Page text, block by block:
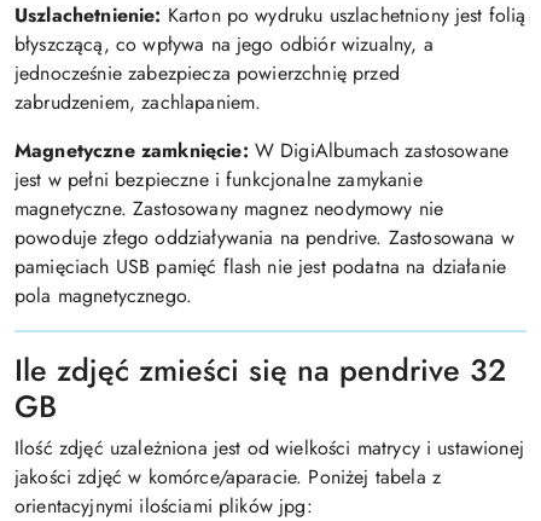
Uszlachetnienie: Karton po wydruku uszlachetniony jest folią
błyszczącą, co wpływa na jego odbiór wizualny, a
jednocześnie zabezpiecza powierzchnię przed
zabrudzeniem, zachlapaniem.
Magnetyczne zamknięcie: W DigiAlbumach zastosowane
jest w pełni bezpieczne i funkcjonalne zamykanie
magnetyczne. Zastosowany magnez neodymowy nie
powoduje złego oddziaływania na pendrive. Zastosowana w
pamięciach USB pamięć flash nie jest podatna na działanie
pola magnetycznego.
Ile zdjęć zmieści się na pendrive 32
GB
Ilość zdjęć uzależniona jest od wielkości matrycy i ustawionej
jakości zdjęć w komórce/aparacie. Poniżej tabela z
orientacyjnymi ilościami plików jpg: